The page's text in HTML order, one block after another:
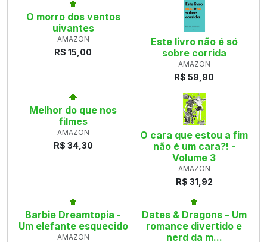
O morro dos ventos
uivantes
AMAZON
R$ 15,00
Este livro não é só
sobre corrida
AMAZON
R$ 59,90
Melhor do que nos
filmes
AMAZON
R$ 34,30
O cara que estou a fim
não é um cara?! -
Volume 3
AMAZON
R$ 31,92
Barbie Dreamtopia -
Um elefante esquecido
AMAZON
Dates & Dragons – Um
romance divertido e
nerd da m...